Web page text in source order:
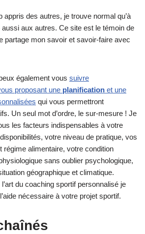
appris des autres, je trouve normal qu’à
aux autres. Ce site est le témoin de
partage mon savoir et savoir-faire avec
également vous suivre
proposant une planification et une
qui vous permettront
Un seul mot d’ordre, le sur-mesure ! Je
les facteurs indispensables à votre
votre niveau de pratique, vos
régime alimentaire, votre condition
sans oublier psychologique,
géographique et climatique.
du coaching sportif personnalisé je
nécessaire à votre projet sportif.